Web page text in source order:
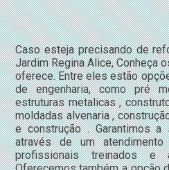
Caso esteja precisando de
Jardim Regina Alice, Conheça
oferece. Entre eles estão
de engenharia, como pré
estruturas metalicas ,
moldadas alvenaria ,
e construção . Garantimos
através de um
profissionais treinados e